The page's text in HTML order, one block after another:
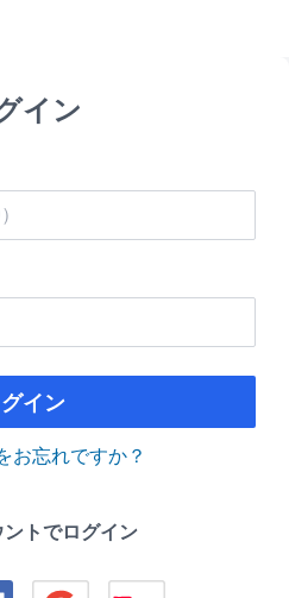
イン
イン
お忘れですか？
トでログイン